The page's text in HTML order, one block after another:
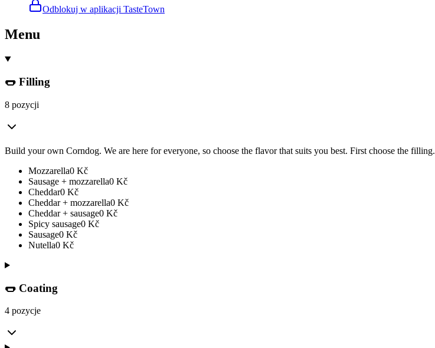
Odblokuj w aplikacji TasteTown
Menu
🌭 Filling
8 pozycji
Build your own Corndog. We are here for everyone, so choose the flavor that suits you best. First choose the filling.
Mozzarella0 Kč
Sausage + mozzarella0 Kč
Cheddar0 Kč
Cheddar + mozzarella0 Kč
Cheddar + sausage0 Kč
Spicy sausage0 Kč
Sausage0 Kč
Nutella0 Kč
🌭 Coating
4 pozycje